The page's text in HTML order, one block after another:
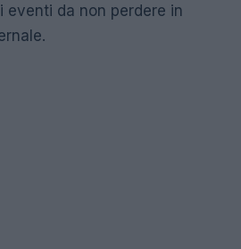
eventi da non perdere in